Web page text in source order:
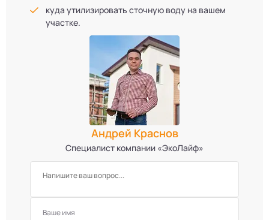
куда утилизировать сточную воду на вашем
участке.
Андрей Краснов
Специалист компании «ЭкоЛайф»